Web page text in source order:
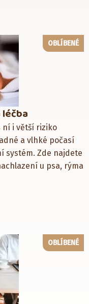
OBLÍBENÉ
ní i větší riziko
a vlhké počasí
systém. Zde najdete
u psa, rýma
OBLÍBENÉ